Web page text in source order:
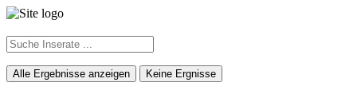
Alle Ergebnisse anzeigen Keine Ergnisse